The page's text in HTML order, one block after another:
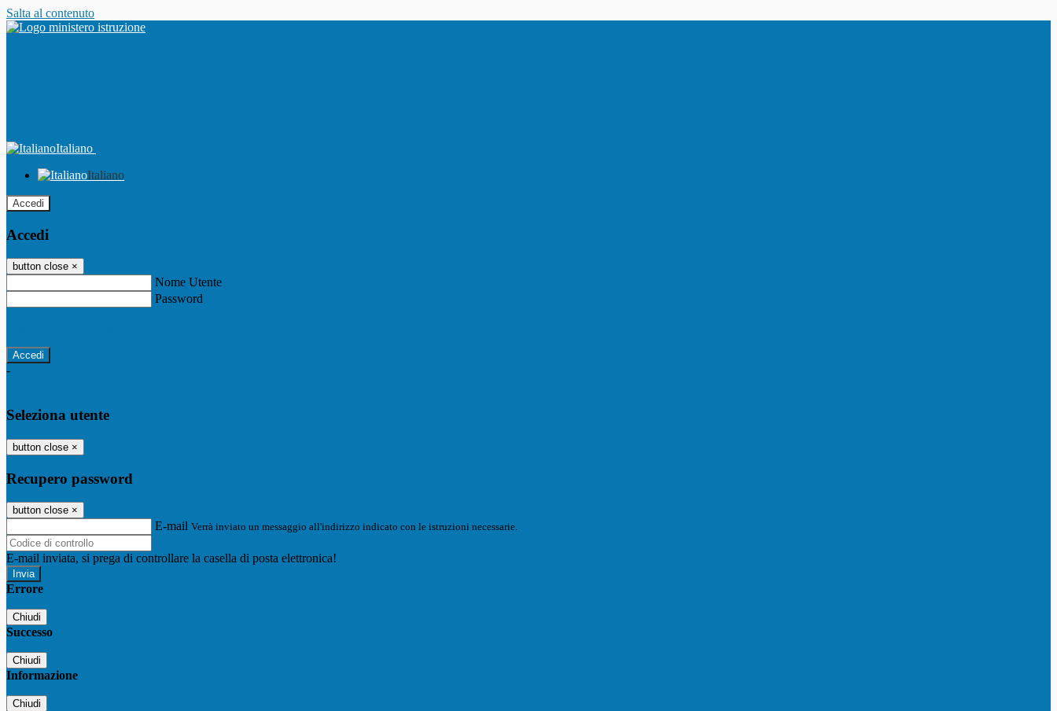
Salta al contenuto
Italiano
Italiano
Accedi
Accedi
button close ×
Nome Utente
Password
-
Seleziona utente
button close ×
Recupero password
button close ×
E-mail Verrà inviato un messaggio all'indirizzo indicato con le istruzioni necessarie.
E-mail inviata, si prega di controllare la casella di posta elettronica!
Errore
Chiudi
Successo
Chiudi
Informazione
Chiudi